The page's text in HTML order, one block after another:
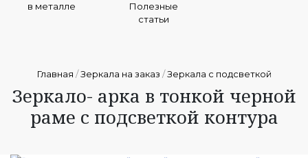
в металле
Полезные
статьи
Главная /Зеркала на заказ /Зеркала с подсветкой
Зеркало- арка в тонкой черной
раме с подсветкой контура